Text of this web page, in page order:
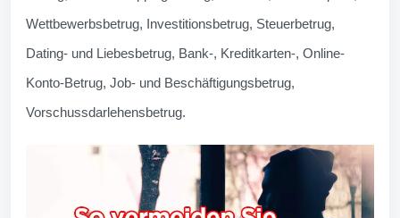
Wettbewerbsbetrug, Investitionsbetrug, Steuerbetrug,
Dating- und Liebesbetrug, Bank-, Kreditkarten-, Online-
Konto-Betrug, Job- und Beschäftigungsbetrug,
Vorschussdarlehensbetrug.